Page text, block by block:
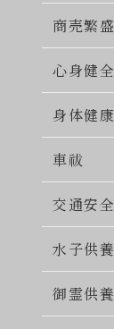
商売繁盛
心身健全
身体健康
車祓
交通安全
水子供
御霊供